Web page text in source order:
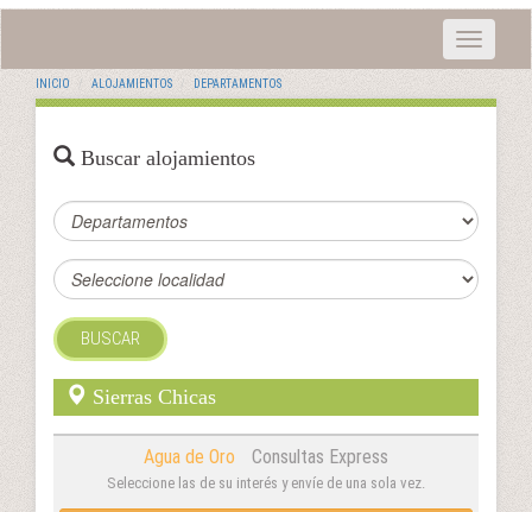
Toggle
INICIO ALOJAMIENTOS DEPARTAMENTOS
Buscar alojamientos
BUSCAR
Sierras Chicas
Agua de Oro Consultas Express
Seleccione las de su interés y envíe de una sola vez.